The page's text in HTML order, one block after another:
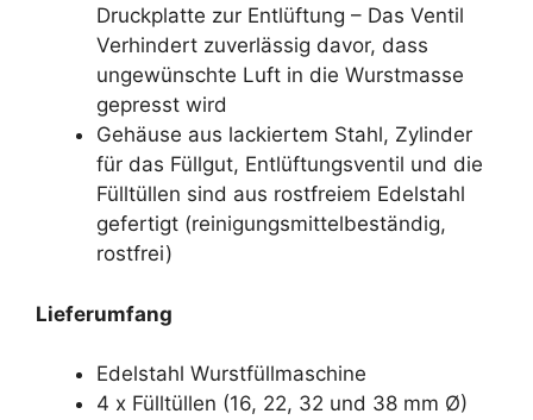
Druckplatte zur Entlüftung – Das Ventil
Verhindert zuverlässig davor, dass
ungewünschte Luft in die Wurstmasse
gepresst wird
Gehäuse aus lackiertem Stahl, Zylinder
für das Füllgut, Entlüftungsventil und die
Fülltüllen sind aus rostfreiem Edelstahl
gefertigt (reinigungsmittelbeständig,
rostfrei)
Lieferumfang
Edelstahl Wurstfüllmaschine
4 x Fülltüllen (16, 22, 32 und 38 mm Ø)